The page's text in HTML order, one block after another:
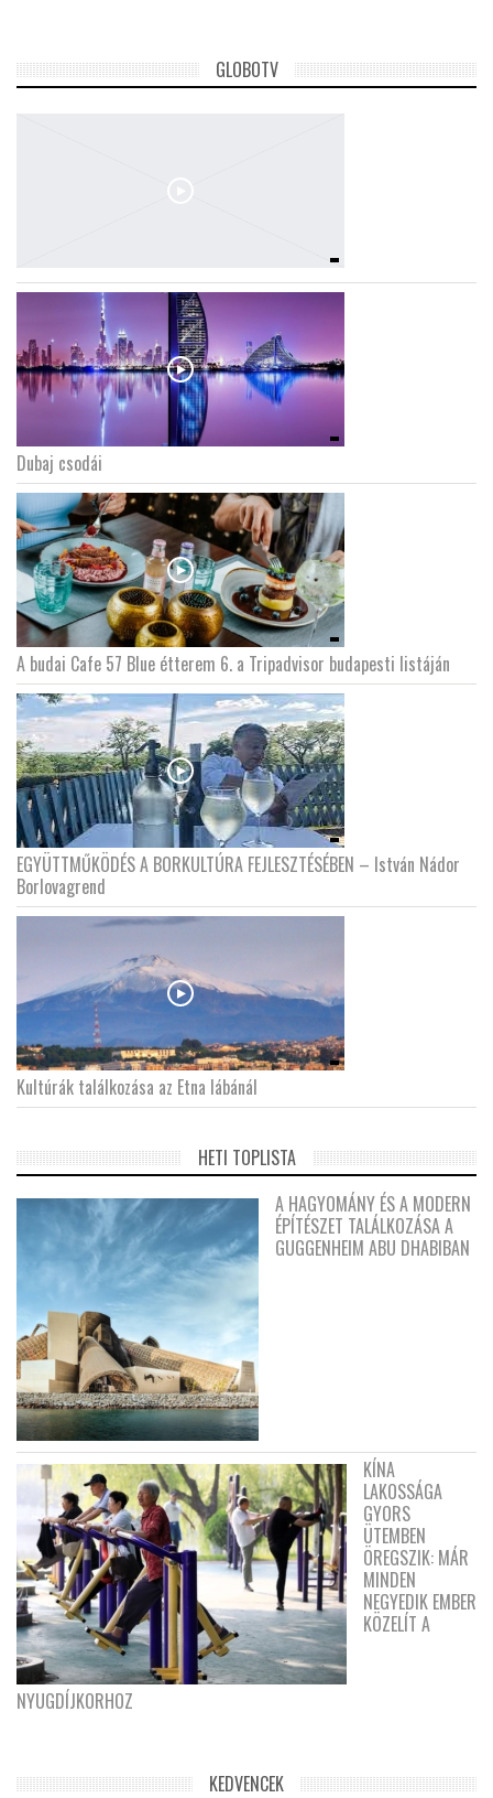
GLOBOTV
Dubaj csodái
A budai Cafe 57 Blue étterem 6. a Tripadvisor budapesti listáján
EGYÜTTMŰKÖDÉS A BORKULTÚRA FEJLESZTÉSÉBEN – István Nádor
Borlovagrend
Kultúrák találkozása az Etna lábánál
HETI TOPLISTA
A HAGYOMÁNY ÉS A MODERN
ÉPÍTÉSZET TALÁLKOZÁSA A
GUGGENHEIM ABU DHABIBAN
KÍNA
LAKOSSÁGA
GYORS
ÜTEMBEN
ÖREGSZIK: MÁR
MINDEN
NEGYEDIK EMBER
KÖZELÍT A
NYUGDÍJKORHOZ
KEDVENCEK